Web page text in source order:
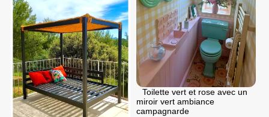
Toilette vert et rose avec un
miroir vert ambiance
campagnarde